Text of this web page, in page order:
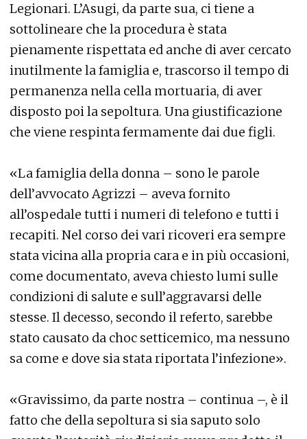
Legionari. L’Asugi, da parte sua, ci tiene a
sottolineare che la procedura è stata
pienamente rispettata ed anche di aver cercato
inutilmente la famiglia e, trascorso il tempo di
permanenza nella cella mortuaria, di aver
disposto poi la sepoltura. Una giustificazione
che viene respinta fermamente dai due figli.
«La famiglia della donna – sono le parole
dell’avvocato Agrizzi – aveva fornito
all’ospedale tutti i numeri di telefono e tutti i
recapiti. Nel corso dei vari ricoveri era sempre
stata vicina alla propria cara e in più occasioni,
come documentato, aveva chiesto lumi sulle
condizioni di salute e sull’aggravarsi delle
stesse. Il decesso, secondo il referto, sarebbe
stato causato da choc setticemico, ma nessuno
sa come e dove sia stata riportata l’infezione».
«Gravissimo, da parte nostra – continua –, è il
fatto che della sepoltura si sia saputo solo